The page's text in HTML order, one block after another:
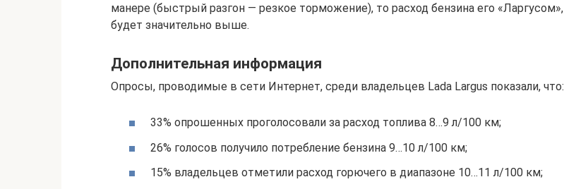
манере (быстрый разгон — резкое торможение), то расход бензина его «Ларгусом»,
будет значительно выше.
Дополнительная информация
Опросы, проводимые в сети Интернет, среди владельцев Lada Largus показали, что:
33% опрошенных проголосовали за расход топлива 8…9 л/100 км;
26% голосов получило потребление бензина 9…10 л/100 км;
15% владельцев отметили расход горючего в диапазоне 10…11 л/100 км;